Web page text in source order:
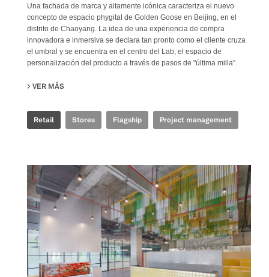
Una fachada de marca y altamente icónica caracteriza el nuevo
concepto de espacio phygital de Golden Goose en Beijing, en el
distrito de Chaoyang. La idea de una experiencia de compra
innovadora e inmersiva se declara tan pronto como el cliente cruza
el umbral y se encuentra en el centro del Lab, el espacio de
personalización del producto a través de pasos de "última milla".
VER MÁS
Retail Stores Flagship Project management